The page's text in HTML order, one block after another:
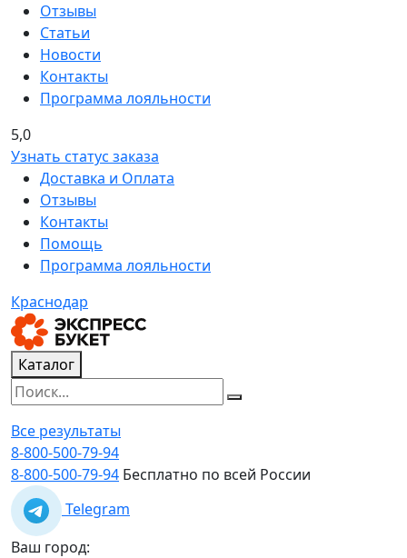
Отзывы
Статьи
Новости
Контакты
Программа лояльности
5,0
Узнать статус заказа
Доставка и Оплата
Отзывы
Контакты
Помощь
Программа лояльности
Краснодар
Каталог
Все результаты
8-800-500-79-94
8-800-500-79-94 Бесплатно по всей России
Telegram
Ваш город: